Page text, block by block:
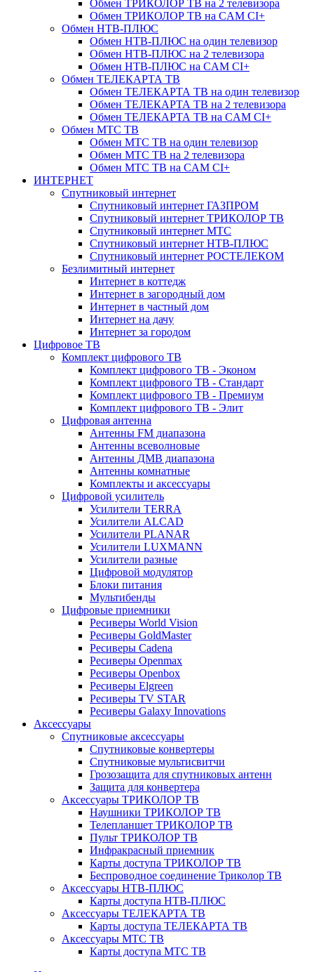
Обмен ТРИКОЛОР ТВ на 2 телевизора
Обмен ТРИКОЛОР ТВ на CAM CI+
Обмен НТВ-ПЛЮС
Обмен НТВ-ПЛЮС на один телевизор
Обмен НТВ-ПЛЮС на 2 телевизора
Обмен НТВ-ПЛЮС на CAM CI+
Обмен ТЕЛЕКАРТА ТВ
Обмен ТЕЛЕКАРТА ТВ на один телевизор
Обмен ТЕЛЕКАРТА ТВ на 2 телевизора
Обмен ТЕЛЕКАРТА ТВ на CAM CI+
Обмен МТС ТВ
Обмен МТС ТВ на один телевизор
Обмен МТС ТВ на 2 телевизора
Обмен МТС ТВ на CAM CI+
ИНТЕРНЕТ
Спутниковый интернет
Спутниковый интернет ГАЗПРОМ
Спутниковый интернет ТРИКОЛОР ТВ
Спутниковый интернет МТС
Спутниковый интернет НТВ-ПЛЮС
Спутниковый интернет РОСТЕЛЕКОМ
Безлимитный интернет
Интернет в коттедж
Интернет в загородный дом
Интернет в частный дом
Интернет на дачу
Интернет за городом
Цифровое ТВ
Комплект цифрового ТВ
Комплект цифрового ТВ - Эконом
Комплект цифрового ТВ - Стандарт
Комплект цифрового ТВ - Премиум
Комплект цифрового ТВ - Элит
Цифровая антенна
Антенны FM диапазона
Антенны всеволновые
Антенны ДМВ диапазона
Антенны комнатные
Комплекты и аксессуары
Цифровой усилитель
Усилители TERRA
Усилители ALCAD
Усилители PLANAR
Усилители LUXMANN
Усилители разные
Цифровой модулятор
Блоки питания
Мультибенды
Цифровые приемники
Ресиверы World Vision
Ресиверы GoldMaster
Ресиверы Cadena
Ресиверы Openmax
Ресиверы Openbox
Ресиверы Elgreen
Ресиверы TV STAR
Ресиверы Galaxy Innovations
Аксессуары
Спутниковые аксессуары
Спутниковые конвертеры
Спутниковые мультисвитчи
Грозозащита для спутниковых антенн
Защита для конвертера
Аксессуары ТРИКОЛОР ТВ
Наушники ТРИКОЛОР ТВ
Телепланшет ТРИКОЛОР ТВ
Пульт ТРИКОЛОР ТВ
Инфракрасный приемник
Карты доступа ТРИКОЛОР ТВ
Беспроводное соединение Триколор ТВ
Аксессуары НТВ-ПЛЮС
Карты доступа НТВ-ПЛЮС
Аксессуары ТЕЛЕКАРТА ТВ
Карты доступа ТЕЛЕКАРТА ТВ
Аксессуары МТС ТВ
Карты доступа МТС ТВ